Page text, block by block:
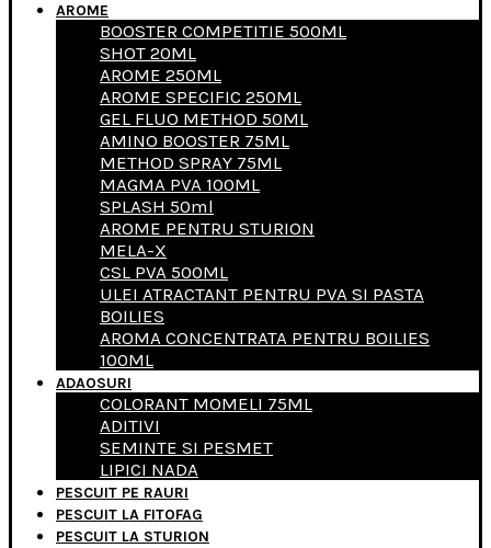
AROME
BOOSTER COMPETITIE 500ML
SHOT 20ML
AROME 250ML
AROME SPECIFIC 250ML
GEL FLUO METHOD 50ML
AMINO BOOSTER 75ML
METHOD SPRAY 75ML
MAGMA PVA 100ML
SPLASH 50ml
AROME PENTRU STURION
MELA-X
CSL PVA 500ML
ULEI ATRACTANT PENTRU PVA SI PASTA
BOILIES
AROMA CONCENTRATA PENTRU BOILIES
100ML
ADAOSURI
COLORANT MOMELI 75ML
ADITIVI
SEMINTE SI PESMET
LIPICI NADA
PESCUIT PE RAURI
PESCUIT LA FITOFAG
PESCUIT LA STURION